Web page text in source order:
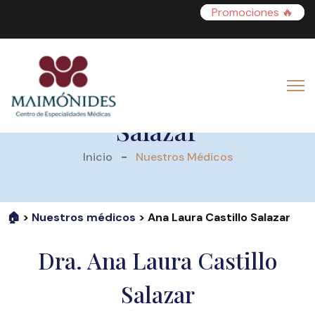
Promociones 🔥
Dra. Ana Laura Castillo
Salazar
Inicio Nuestros Médicos
🏠 > Nuestros médicos > Ana Laura Castillo Salazar
Dra. Ana Laura Castillo
Salazar